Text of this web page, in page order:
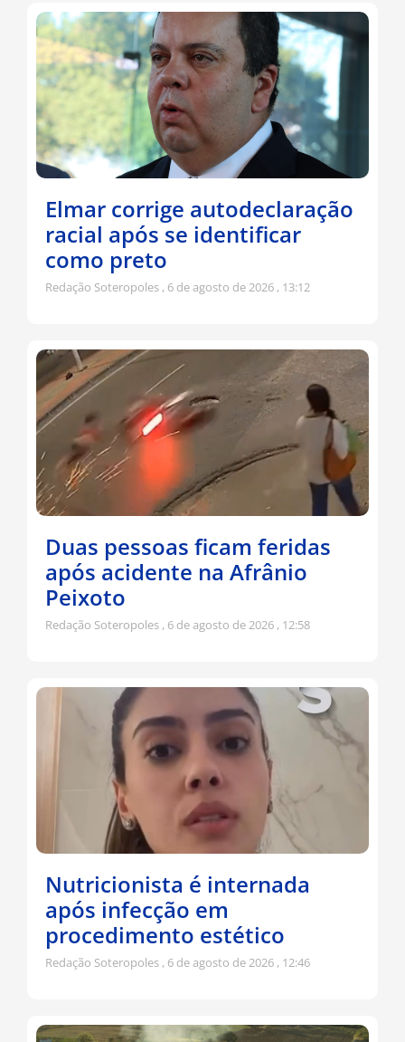
Elmar corrige autodeclaração
racial após se identificar
como preto
Redação Soteropoles 6 de agosto de 2026 13:12
Duas pessoas ficam feridas
após acidente na Afrânio
Peixoto
Redação Soteropoles 6 de agosto de 2026 12:58
Nutricionista é internada
após infecção em
procedimento estético
Redação Soteropoles 6 de agosto de 2026 12:46